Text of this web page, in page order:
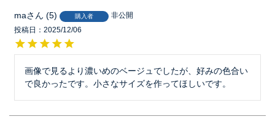
ma 5 購入者
非公開
投稿日
2025/12/06
画像で見るより濃いめのベージュでしたが、好みの色合い
で良かったです。小さなサイズを作ってほしいです。